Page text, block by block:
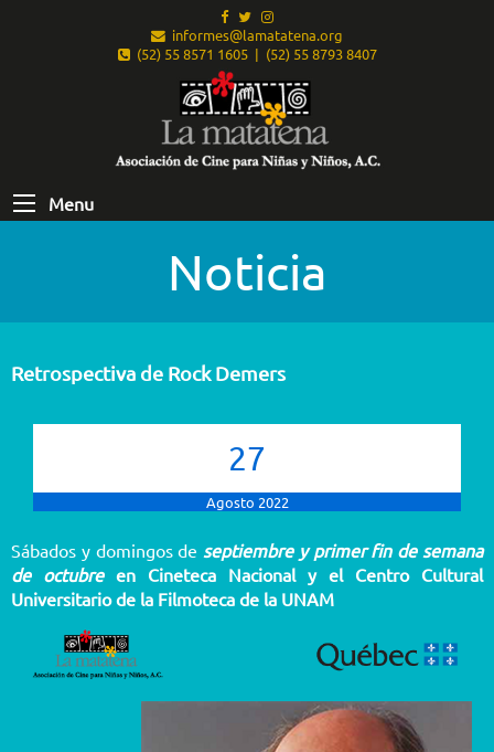
informes@lamatatena.org
(52) 55 8571 1605 | (52) 55 8793 8407
Menu
Noticia
Retrospectiva de Rock Demers
27
Agosto 2022
Sábados y domingos de septiembre y primer fin de semana
de octubre en Cineteca Nacional y el Centro Cultural
Universitario de la Filmoteca de la UNAM